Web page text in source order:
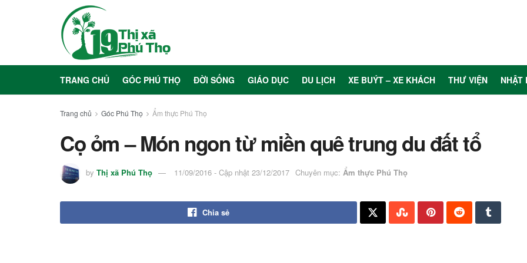
TRANG CHỦ GÓC PHÚ THỌ ĐỜI SỐNG GIÁO DỤC DU LỊCH XE BUÝT – XE KHÁCH THƯ VIỆN NHẬT
Trang chủ Góc Phú Thọ Ẩm thực Phú Thọ
Cọ ỏm – Món ngon từ miền quê trung du đất tổ
by Thị xã Phú Thọ 11/09/2016 - Cập nhật 23/12/2017 Chuyên mục: Ẩm thực Phú Thọ
Chia sẻ